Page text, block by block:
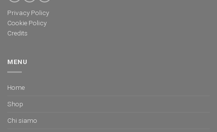
Privacy Policy
Cookie Policy
Credits
MENU
Home
Shop
Chi siamo